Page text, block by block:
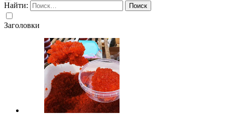
Найти:
Заголовки